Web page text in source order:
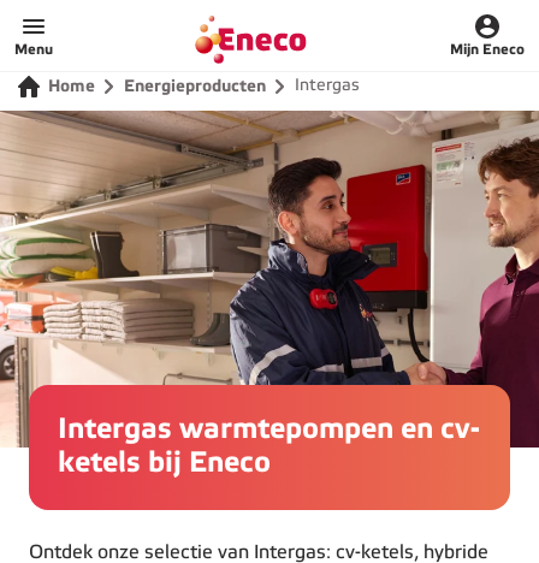
Menu
Home
Mijn Eneco
Home Energieproducten Intergas
Intergas warmtepompen en cv-
ketels bij Eneco
Ontdek onze selectie van Intergas: cv-ketels, hybride